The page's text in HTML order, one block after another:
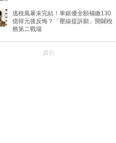
逃稅風暴未完結！車銀優全額補繳130
億韓元後反悔？「壓線提訴願」開闢稅
務第二戰場
廣告